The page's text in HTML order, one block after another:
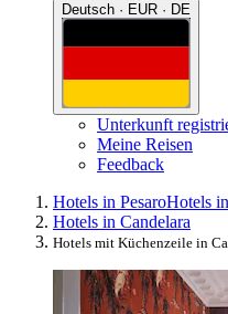
Deutsch · EUR · DE
Unterkunft
Meine Reisen
Feedback
Hotels in PesaroHotels
Hotels in Candelara
Hotels mit Küchenzeile in